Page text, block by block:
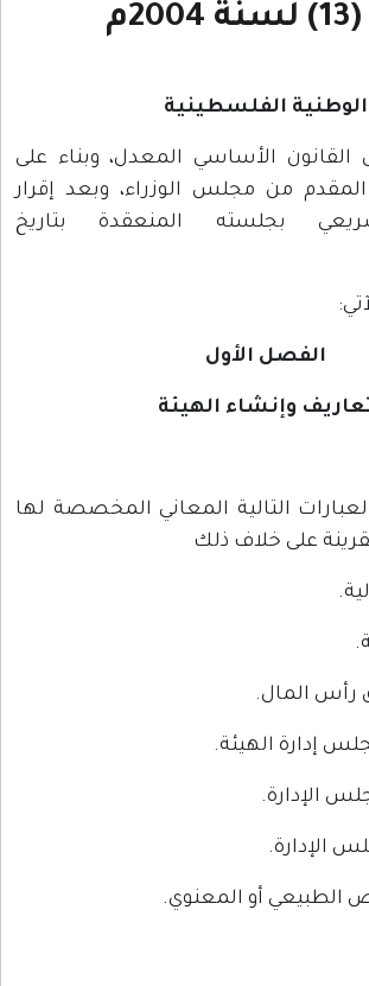
الفلسطينية
القانون الأساسي المعدل، وبناء على
من مجلس الوزراء، وبعد إقرار
بجلسته المنعقدة بتاريخ
الفصل الأول
وإنشاء الهيئة
التالية المعاني المخصصة لها
على خلاف ذلك
رأس المال.
إدارة الهيئة.
الإدارة.
الإدارة.
أو المعنوي.